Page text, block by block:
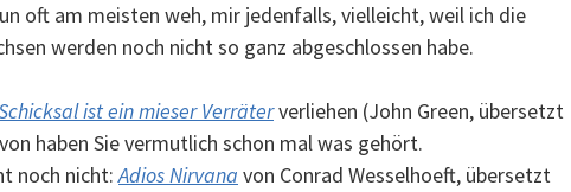
oft am meisten weh, mir jedenfalls, vielleicht, weil ich die
werden noch nicht so ganz abgeschlossen habe.
ist ein mieser Verräterverliehen (John Green, übersetzt
haben Sie vermutlich schon mal was gehört.
noch nicht:Adios Nirvana von Conrad Wesselhoeft, übersetzt